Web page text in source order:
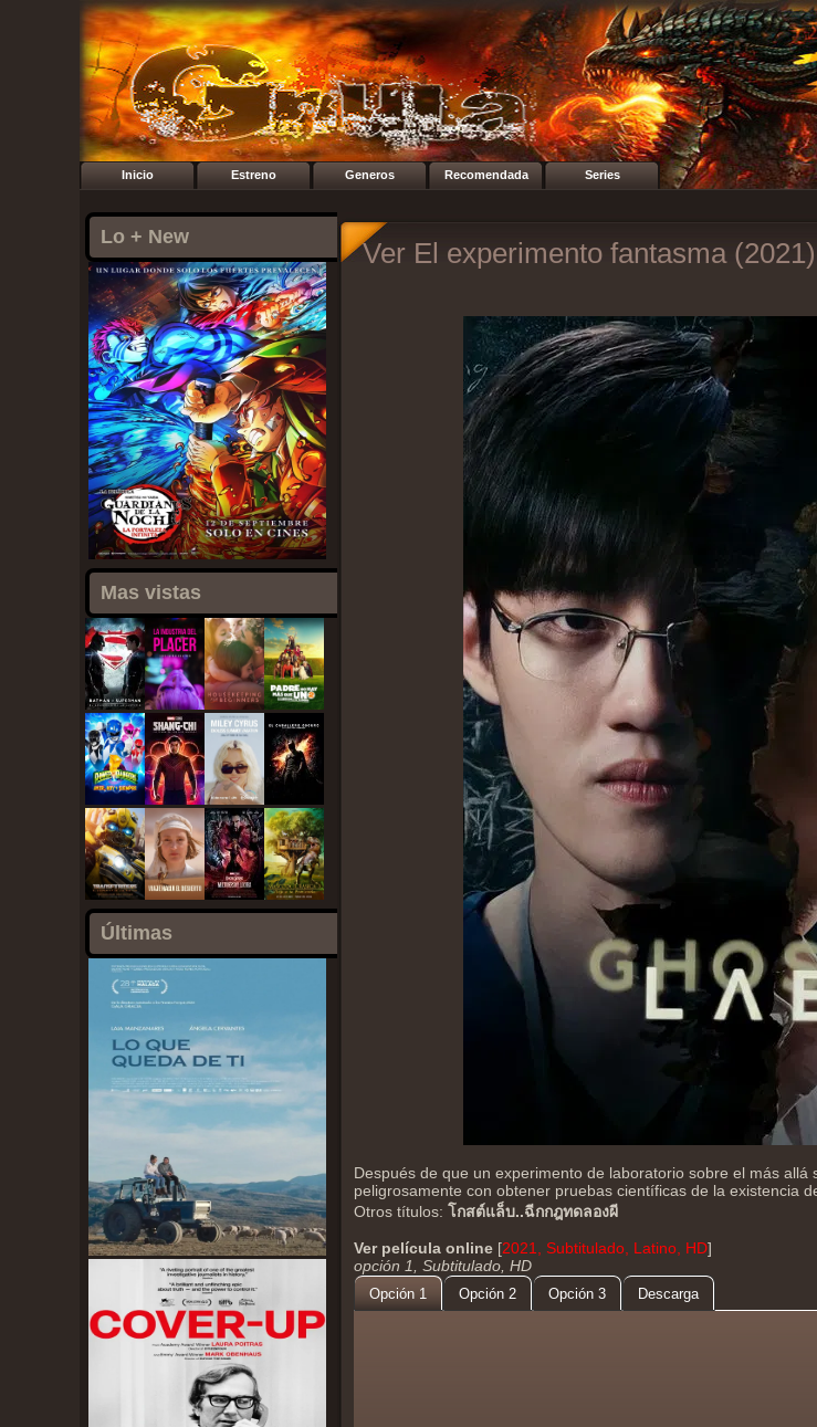
Inicio Estreno Generos Recomendada Series
Lo + New
Mas vistas
Últimas
Ver El experimento fantasma
Después de que un experimento de laboratorio sobre el más allá
peligrosamente con obtener pruebas científicas de la existencia
Otros títulos: โกสต์แล็บ..ฉีกกฎทดลองผี
Ver película online [2021, Subtitulado, Latino, HD]
opción 1, Subtitulado, HD
Opción 1 Opción 2 Opción 3 Descarga